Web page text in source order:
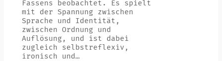
Fassens beobachtet. Es spielt
mit der Spannung zwischen
Sprache und Identität,
zwischen Ordnung und
Auflösung, und ist dabei
zugleich selbstreflexiv,
ironisch und…